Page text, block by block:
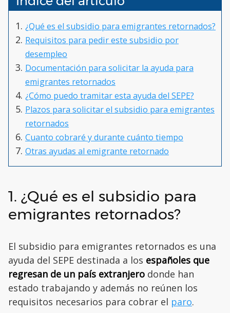
¿Qué es el subsidio para emigrantes retornados?
Requisitos para pedir este subsidio por
desempleo
Documentación para solicitar la ayuda para
emigrantes retornados
¿Cómo puedo tramitar esta ayuda del SEPE?
Plazos para solicitar el subsidio para emigrantes
retornados
Cuanto cobraré y durante cuánto tiempo
Otras ayudas al emigrante retornado
1. ¿Qué es el subsidio para
emigrantes retornados?
El subsidio para emigrantes retornados es una
ayuda del SEPE destinada a los españoles que
regresan de un país extranjero donde han
estado trabajando y además no reúnen los
requisitos necesarios para cobrar el paro.